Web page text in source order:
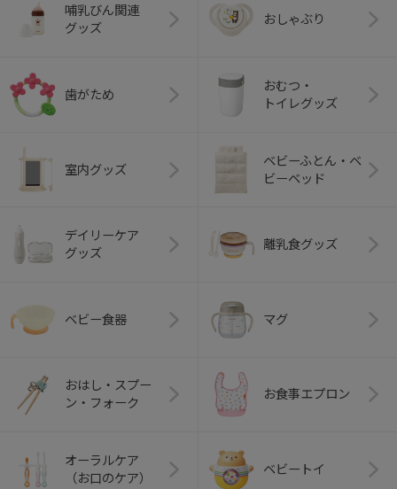
哺乳びん関連
グッズ
おしゃぶり
歯がため
おむつ・
トイレグッズ
室内グッズ
ベビーふとん・ベ
ビーベッド
デイリーケア
グッズ
離乳食グッズ
ベビー食器 マグ
おはし・スプー
ン・フォーク
お食事エプロン
オーラルケア
（お口のケア）
ベビートイ